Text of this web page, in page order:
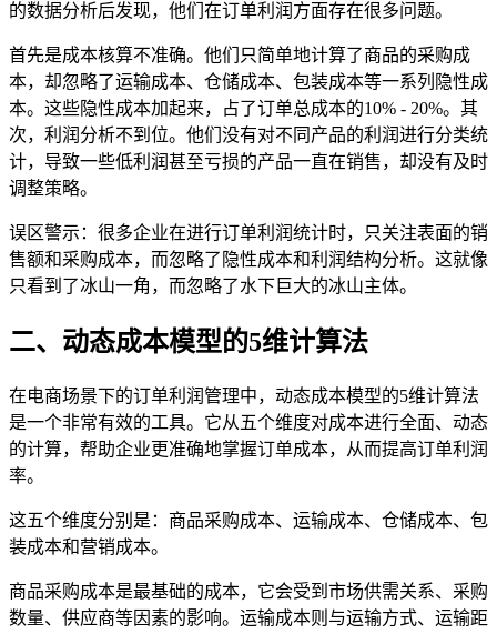
的数据分析后发现，他们在订单利润方面存在很多问题。
首先是成本核算不准确。他们只简单地计算了商品的采购成
本，却忽略了运输成本、仓储成本、包装成本等一系列隐性成
本。这些隐性成本加起来，占了订单总成本的10% - 20%。其
次，利润分析不到位。他们没有对不同产品的利润进行分类统
计，导致一些低利润甚至亏损的产品一直在销售，却没有及时
调整策略。
误区警示：很多企业在进行订单利润统计时，只关注表面的销
售额和采购成本，而忽略了隐性成本和利润结构分析。这就像
只看到了冰山一角，而忽略了水下巨大的冰山主体。
二、动态成本模型的5维计算法
在电商场景下的订单利润管理中，动态成本模型的5维计算法
是一个非常有效的工具。它从五个维度对成本进行全面、动态
的计算，帮助企业更准确地掌握订单成本，从而提高订单利润
率。
这五个维度分别是：商品采购成本、运输成本、仓储成本、包
装成本和营销成本。
商品采购成本是最基础的成本，它会受到市场供需关系、采购
数量、供应商等因素的影响。运输成本则与运输方式、运输距